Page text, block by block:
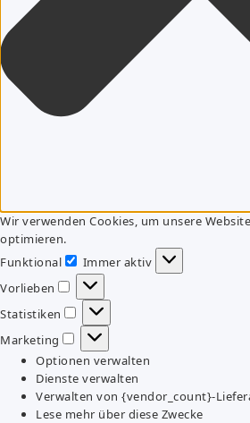
Wir verwenden Cookies, um unsere
optimieren.
Funktional
Funktional
Immer aktiv
Vorlieben
Vorlieben
Statistiken
Statistiken
Marketing
Marketing
Optionen verwalten
Dienste verwalten
Verwalten von {vendor_count}-
Lese mehr über diese Zwecke